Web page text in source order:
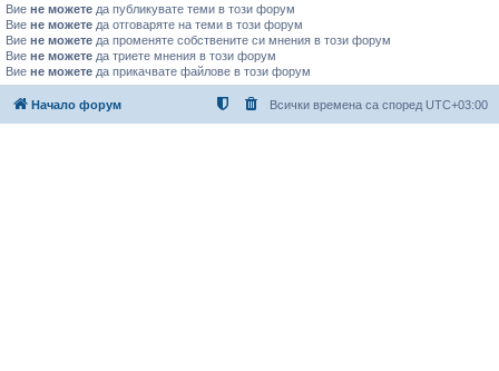
Вие не можете да публикувате теми в този форум
Вие не можете да отговаряте на теми в този форум
Вие не можете да променяте собствените си мнения в този форум
Вие не можете да триете мнения в този форум
Вие не можете да прикачвате файлове в този форум
Начало форум Всички времена са според UTC+03:00